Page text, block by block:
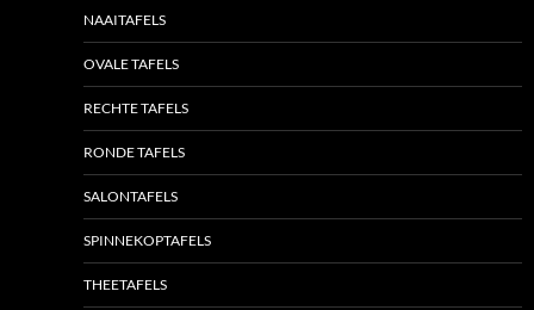
NAAITAFELS
OVALE TAFELS
RECHTE TAFELS
RONDE TAFELS
SALONTAFELS
SPINNEKOPTAFELS
THEETAFELS